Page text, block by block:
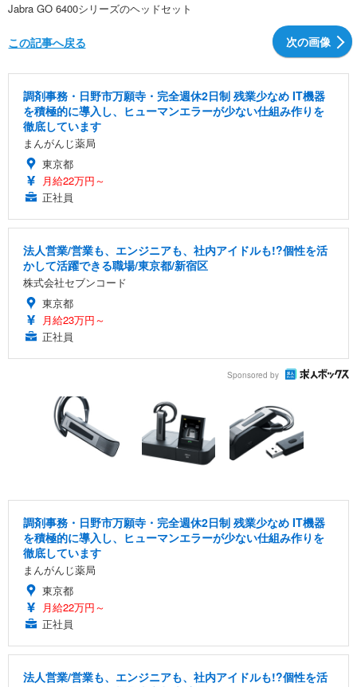
Jabra GO 6400シリーズのヘッドセット
次の画像
この記事へ戻る
調剤事務・日野市万願寺・完全週休2日制 残業少なめ IT機器
を積極的に導入し、ヒューマンエラーが少ない仕組み作りを
徹底しています
まんがんじ薬局
東京都
月給22万円～
正社員
法人営業/営業も、エンジニアも、社内アイドルも!?個性を活
かして活躍できる職場/東京都/新宿区
株式会社セブンコード
東京都
月給23万円～
正社員
Sponsored by
調剤事務・日野市万願寺・完全週休2日制 残業少なめ IT機器
を積極的に導入し、ヒューマンエラーが少ない仕組み作りを
徹底しています
まんがんじ薬局
東京都
月給22万円～
正社員
法人営業/営業も、エンジニアも、社内アイドルも!?個性を活